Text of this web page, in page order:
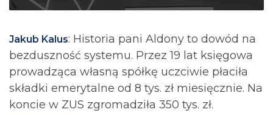
Jakub Kalus: Historia pani Aldony to dowód na
bezduszność systemu. Przez 19 lat księgowa
prowadząca własną spółkę uczciwie płaciła
składki emerytalne od 8 tys. zł miesięcznie. Na
koncie w ZUS zgromadziła 350 tys. zł.